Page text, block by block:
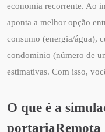
economia recorrente. Ao
aponta a melhor opção
consumo (energia/água),
condomínio (número de
estimativas. Com isso,
O que é a
portariaRemota